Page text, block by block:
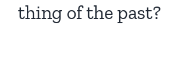
thing of the past?